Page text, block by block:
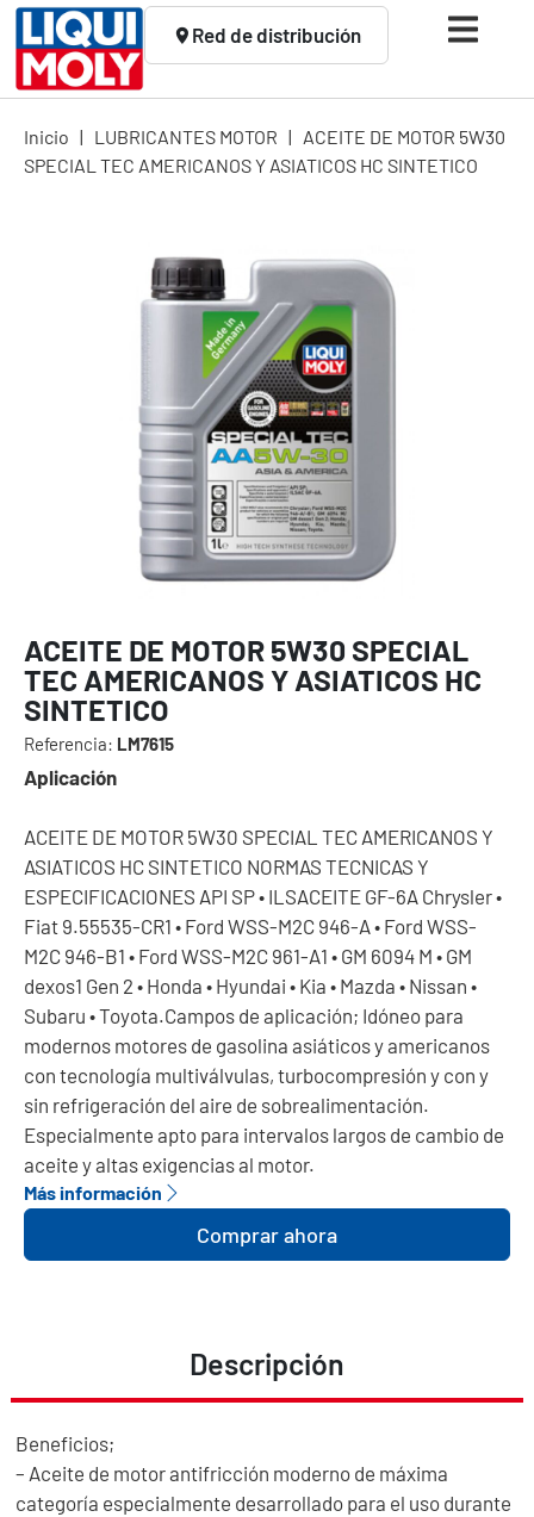
Red de distribución
Inicio | LUBRICANTES MOTOR | ACEITE DE MOTOR 5W30
SPECIAL TEC AMERICANOS Y ASIATICOS HC SINTETICO
ACEITE DE MOTOR 5W30 SPECIAL
TEC AMERICANOS Y ASIATICOS HC
SINTETICO
Referencia: LM7615
Aplicación
ACEITE DE MOTOR 5W30 SPECIAL TEC AMERICANOS Y
ASIATICOS HC SINTETICO NORMAS TECNICAS Y
ESPECIFICACIONES API SP • ILSACEITE GF-6A Chrysler •
Fiat 9.55535-CR1 • Ford WSS-M2C 946-A • Ford WSS-
M2C 946-B1 • Ford WSS-M2C 961-A1 • GM 6094 M • GM
dexos1 Gen 2 • Honda • Hyundai • Kia • Mazda • Nissan •
Subaru • Toyota.Campos de aplicación; Idóneo para
modernos motores de gasolina asiáticos y americanos
con tecnología multiválvulas, turbocompresión y con y
sin refrigeración del aire de sobrealimentación.
Especialmente apto para intervalos largos de cambio de
aceite y altas exigencias al motor.
Más información
Comprar ahora
Descripción
Beneficios;
– Aceite de motor antifricción moderno de máxima
categoría especialmente desarrollado para el uso durante